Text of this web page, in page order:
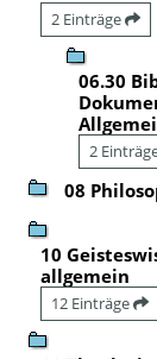
2 Einträge
06.30
2
08
10
allgemein
12 Einträge